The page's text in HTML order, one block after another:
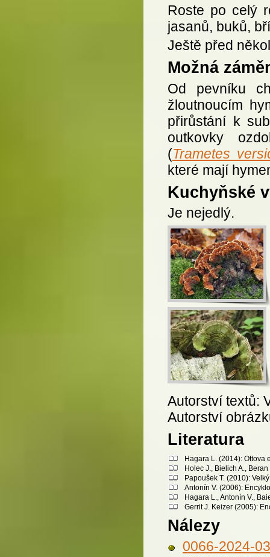
Roste po celý
jasanů, buků,
Ještě před
Možná
Od pevníku
žloutnoucím
přirůstání k
outkovky
(Trametes
které mají
Kuchyňské
Je nejedlý.
Autorství textů:
Autorství
Literatura
Hagara L. (2014): Ottova
Holec J., Bielich A.,
Papoušek T. (2010):
Antonín V. (2006):
Hagara L., Antonín V.,
Gerrit J. Keizer (2005):
Nálezy
0066-2024-